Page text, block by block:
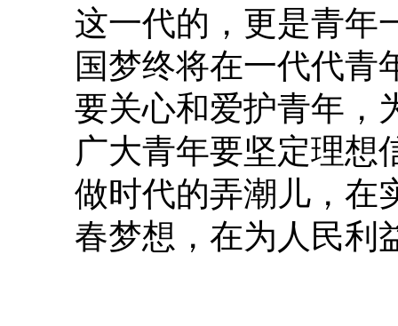
这一代的，更是青年
国梦终将在一代代青
要关心和爱护青年，
广大青年要坚定理想
做时代的弄潮儿，在
春梦想，在为人民利